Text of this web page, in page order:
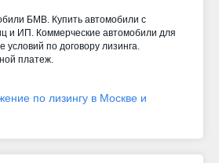
БМВ. Купить автомобили с
и ИП. Коммерческие автомобили для
по договору лизинга.
платеж.
по лизингу в Москве и